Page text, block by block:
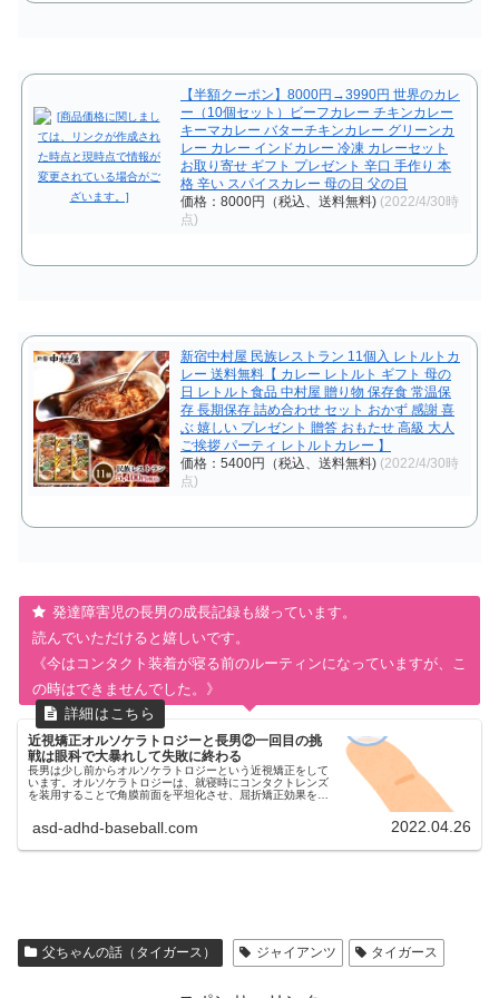
【半額クーポン】8000円→3990円 世界のカレ
ー（10個セット）ビーフカレー チキンカレー
キーマカレー バターチキンカレー グリーンカ
レー カレー インドカレー 冷凍 カレーセット
お取り寄せ ギフト プレゼント 辛口 手作り 本
格 辛い スパイスカレー 母の日 父の日
価格：8000円（税込、送料無料) (2022/4/30時
点)
新宿中村屋 民族レストラン 11個入 レトルトカ
レー 送料無料【 カレー レトルト ギフト 母の
日 レトルト食品 中村屋 贈り物 保存食 常温保
存 長期保存 詰め合わせ セット おかず 感謝 喜
ぶ 嬉しい プレゼント 贈答 おもたせ 高級 大人
ご挨拶 パーティ レトルトカレー 】
価格：5400円（税込、送料無料) (2022/4/30時
点)
発達障害児の長男の成長記録も綴っています。
読んでいただけると嬉しいです。
《今はコンタクト装着が寝る前のルーティンになっていますが、こ
の時はできませんでした。》
近視矯正オルソケラトロジーと長男②一回目の挑
戦は眼科で大暴れして失敗に終わる
長男は少し前からオルソケラトロジーという近視矯正をして
います。オルソケラトロジーは、就寝時にコンタクトレンズ
を装用することで角膜前面を平坦化させ、屈折矯正効果を得
（ASD）とADHD診断済...
asd-adhd-baseball.com 2022.04.26
父ちゃんの話（タイガース） ジャイアンツ タイガース